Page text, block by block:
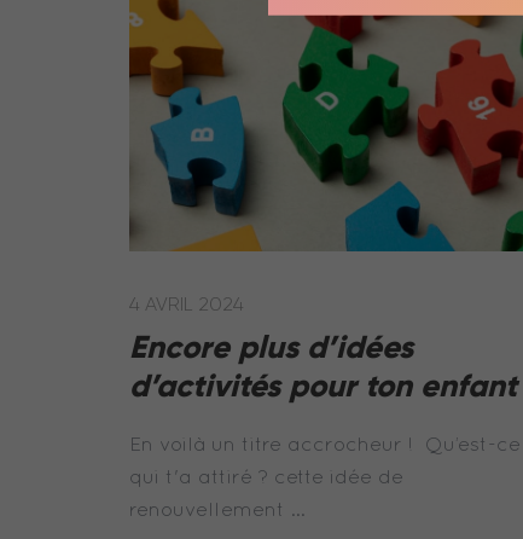
4 AVRIL 2024
Encore plus d’idées
d’activités pour ton
En voilà un titre accrocheur ! Qu’est-ce
qui t'a attiré ? cette idée de
renouvellement …